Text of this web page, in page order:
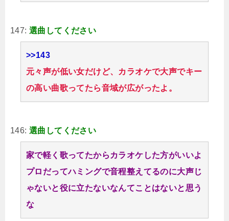
147: 選曲してください
>>143
元々声が低い女だけど、カラオケで大声でキー
の高い曲歌ってたら音域が広がったよ。
146: 選曲してください
家で軽く歌ってたからカラオケした方がいいよ
プロだってハミングで音程整えてるのに大声じ
ゃないと役に立たないなんてことはないと思う
な